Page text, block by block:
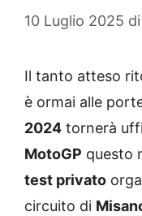
10 Luglio 2025 di
Il tanto atteso
è ormai alle
2024 tornerà
MotoGP questo
test privato
circuito di